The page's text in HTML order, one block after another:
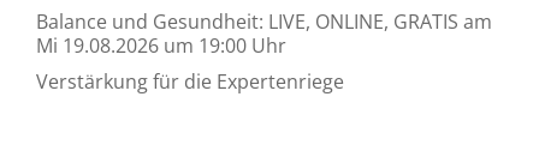
Balance und Gesundheit: LIVE, ONLINE, GRATIS am
Mi 19.08.2026 um 19:00 Uhr
Verstärkung für die Expertenriege